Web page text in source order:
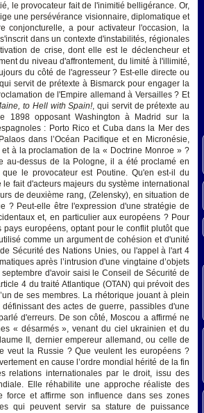
le provocateur fait de l'inimitié belligérance. Or,
une persévérance visionnaire, diplomatique et
conjoncturelle, a pour activateur l'occasion, la
dans un contexte d'instabilités, régionales
de crise, dont elle est le déclencheur et
du niveau d'affrontement, du limité à l'illimité,
du côté de l'agresseur ? Est-elle directe ou
servit de prétexte à Bismarck pour engager la
de l'Empire allemand à Versailles ? Et
to Hell with Spain!, qui servit de prétexte au
1898 opposant Washington à Madrid sur la
: Porto Rico et Cuba dans la Mer des
dans l’Océan Pacifique et en Micronésie,
à la proclamation de la « Doctrine Monroe » ?
au-dessus de la Pologne, il a été proclamé en
le provocateur est Poutine. Qu'en est-il du
fait d'acteurs majeurs du système international
de deuxième rang, (Zelensky), en situation de
? Peut-elle être l'expression d'une stratégie de
et, en particulier aux européens ? Pour
européens, optant pour le conflit plutôt que
comme un argument de cohésion et d'unité
Sécurité des Nations Unies, ou l'appel à l'art 4
après l’intrusion d'une vingtaine d’objets
d'avoir saisi le Conseil de Sécurité de
4 du traité Atlantique (OTAN) qui prévoit des
de ses membres. La rhétorique jouant à plein
des actes de guerre, passibles d'une
d'erreurs. De son côté, Moscou a affirmé ne
« désarmés », venant du ciel ukrainien et du
II , dernier empereur allemand, ou celle de
veut la Russie ? Que veulent les européens ?
en cause l’ordre mondial hérité de la fin
relations internationales par le droit, issu des
Elle réhabilite une approche réaliste des
force et affirme son influence dans ses zones
qui peuvent servir sa stature de puissance